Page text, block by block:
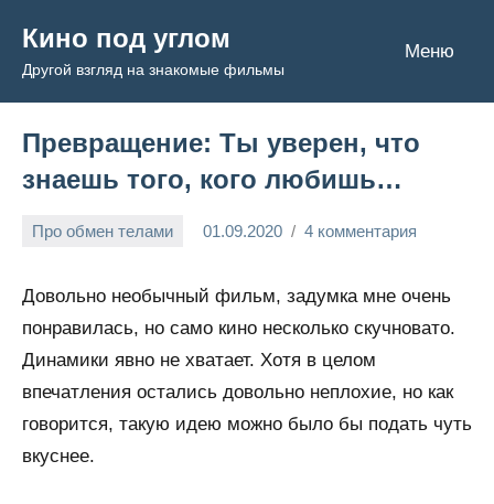
содержимому
Кино под углом
Другой взгляд на знакомые фильмы
Меню
Превращение: Ты уверен, что
знаешь того, кого любишь…
Про обмен телами 01.09.2020
Admin
4 комментария
Довольно необычный фильм, задумка мне очень
понравилась, но само кино несколько скучновато.
Динамики явно не хватает. Хотя в целом
впечатления остались довольно неплохие, но как
говорится, такую идею можно было бы подать чуть
вкуснее.